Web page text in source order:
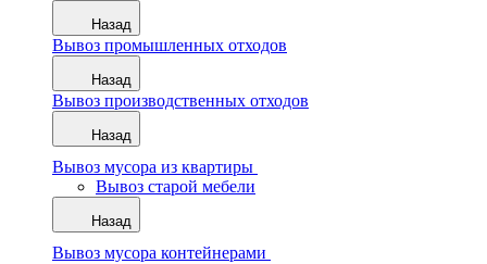
Назад
Вывоз промышленных отходов
Назад
Вывоз производственных отходов
Назад
Вывоз мусора из квартиры
Вывоз старой мебели
Назад
Вывоз мусора контейнерами